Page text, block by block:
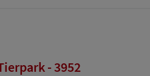
- 3952